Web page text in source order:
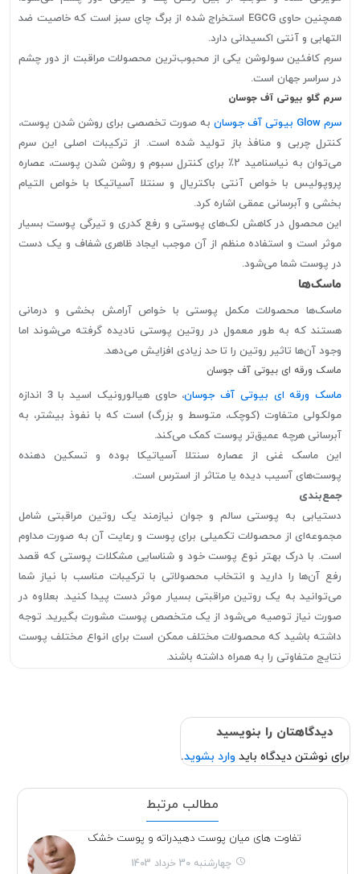
همچنین حاوی EGCG استخراج شده از برگ چای سبز است که خاصیت ضد
التهابی و آنتی اکسیدانی دارد.
سرم کافئین سولوشن یکی از محبوب‌ترین محصولات مراقبت از دور چشم
در سراسر جهان است.
سرم گلو بیوتی آف جوسان
سرم Glow بیوتی آف جوسان
به صورت تخصصی برای روشن شدن پوست،
کنترل چربی و منافذ باز تولید شده است. از ترکیبات اصلی این سرم
می‌توان به نیاسنامید ۲٪ برای کنترل سبوم و روشن شدن پوست، عصاره
پروپولیس با خواص آنتی باکتریال و سنتلا آسیاتیکا با خواص التیام
بخشی و آبرسانی عمقی اشاره کرد.
این محصول در کاهش لک‌های پوستی و رفع کدری و تیرگی پوست بسیار
موثر است و استفاده منظم از آن موجب ایجاد ظاهری شفاف و یک دست
در پوست شما می‌شود.
ماسک‌ها
ماسک‌ها محصولات مکمل پوستی با خواص آرامش بخشی و درمانی
هستند که به طور معمول در روتین پوستی نادیده گرفته می‌شوند اما
وجود آن‌ها تاثیر روتین را تا حد زیادی افزایش می‌دهد.
ماسک ورقه ای بیوتی آف جوسان
ماسک ورقه ای بیوتی آف جوسان
، حاوی هیالورونیک اسید با 3 اندازه
مولکولی متفاوت (کوچک، متوسط و بزرگ) است که با نفوذ بیشتر، به
آبرسانی هرچه عمیق‌تر پوست کمک می‌کند.
این ماسک غنی از عصاره سنتلا آسیاتیکا بوده و تسکین دهنده
پوست‌های آسیب دیده یا متاثر از استرس است.
جمع‌بندی
دستیابی به پوستی سالم و جوان نیازمند یک روتین مراقبتی شامل
مجموعه‌ای از محصولات تکمیلی برای پوست و رعایت آن به صورت مداوم
است. با درک بهتر نوع پوست خود و شناسایی مشکلات پوستی که قصد
رفع آن‌ها را دارید و انتخاب محصولاتی با ترکیبات مناسب با نیاز شما
می‌توانید به یک روتین مراقبتی بسیار موثر دست پیدا کنید. بعلاوه در
صورت نیاز توصیه می‌شود از یک متخصص پوست مشورت بگیرید. توجه
داشته باشید که محصولات مختلف ممکن است برای انواع مختلف پوست
نتایج متفاوتی را به همراه داشته باشند.
دیدگاهتان را بنویسید
برای نوشتن دیدگاه باید وارد بشوید.
مطالب مرتبط
تفاوت های میان پوست دهیدراته و پوست خشک
چهارشنبه 30 خرداد 1403